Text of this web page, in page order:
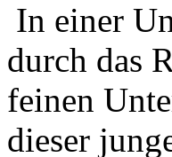
In einer
durch das
feinen
dieser